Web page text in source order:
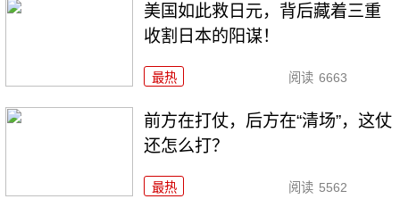
美国如此救日元，背后藏着三重
收割日本的阳谋！
最热 阅读 6663
前方在打仗，后方在“清场”，这仗
还怎么打？
最热 阅读 5562